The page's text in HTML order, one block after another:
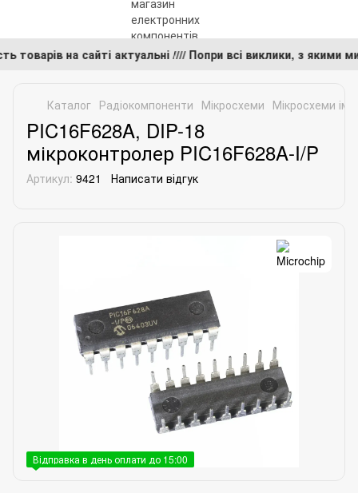
на сайті актуальні //// Попри всі виклики, з
Каталог Радіокомпоненти Мікросхеми Мікросхеми
PIC16F628A, DIP-18
мікроконтролер PIC16F628A-I/P
Артикул: 9421 Написати відгук
Відправка в день оплати до 15:00